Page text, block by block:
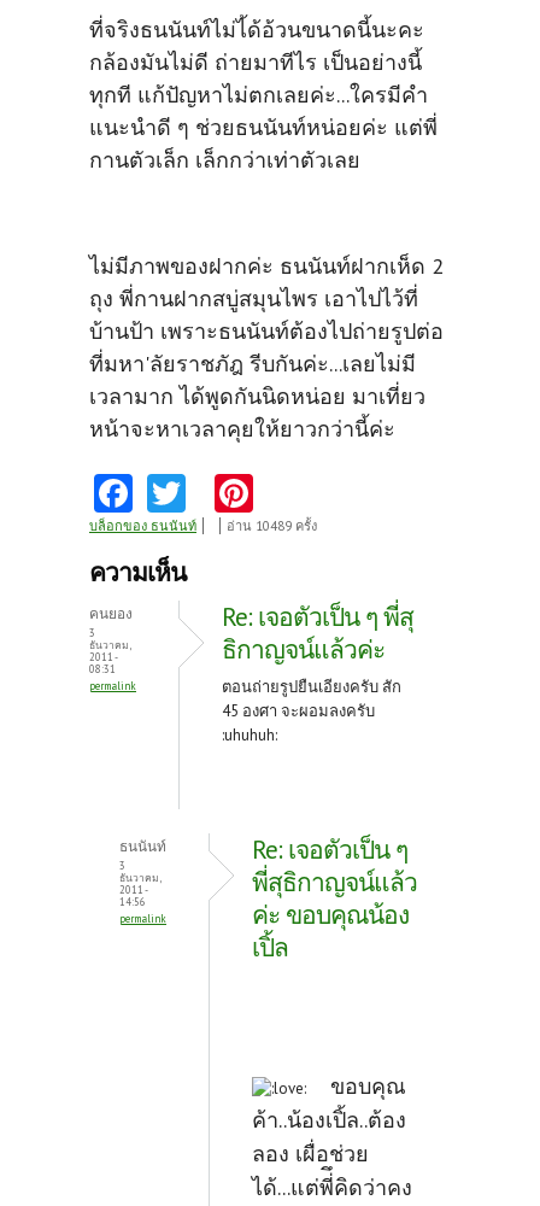
ที่จริงธนนันท์ไม่ไ้ด้อ้วนขนาดนี้นะคะ
กล้องมันไม่ดี ถ่ายมาทีไร เป็นอย่างนี้
ทุกที แก้ปัญหาไม่ตกเลยค่ะ...ใครมีคำ
แนะนำดี ๆ ช่วยธนนันท์หน่อยค่ะ แต่พี่
กานตัวเล็ก เล็กกว่าเท่าตัวเลย
ไม่มีภาพของฝากค่ะ ธนนันท์ฝากเห็ด 2
ถุง พี่กานฝากสบู่สมุนไพร เอาไปไว้ที่
บ้านป้า เพราะธนนันท์ต้องไปถ่ายรูปต่อ
ที่มหา'ลัยราชภัฎ รีบกันค่ะ...เลยไม่มี
เวลามาก ได้พูดกันนิดหน่อย มาเที่ยว
หน้าจะหาเวลาคุยให้ยาวกว่านี้ค่ะ
Fa
ce
b
k
w
itt
nt
es
t
บล็อกของ ธนนันท์ อ่าน 10489 ครั้ง
ความเห็น
คนยอง
3
ธันวาคม,
2011 -
08:31
permalink
Re: เจอตัวเป็น ๆ พี่สุ
ธิกาญจน์แล้วค่ะ
ตอนถ่ายรูปยืนเอียงครับ สัก
45 องศา จะผอมลงครับ
:uhuhuh:
ธนนันท์
3
ธันวาคม,
2011 -
14:56
permalink
Re: เจอตัวเป็น ๆ
พี่สุธิกาญจน์แล้ว
ค่ะ ขอบคุณน้อง
เปิ้ล
ขอบคุณ
ค้า..น้องเปิ้ล..ต้อง
ลอง เผื่อช่วย
ได้...แต่พี่ึคิดว่าคง